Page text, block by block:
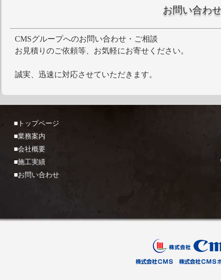
お問い合わ
CMSグループへのお問い合わせ・ご相談
お見積りのご依頼等、お気軽にお寄せください。
誠実、迅速に対応させていただきます。
■トップページ
■業務案内
■会社概要
■施工実績
■お問い合わせ